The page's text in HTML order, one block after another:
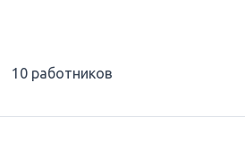
10 работников